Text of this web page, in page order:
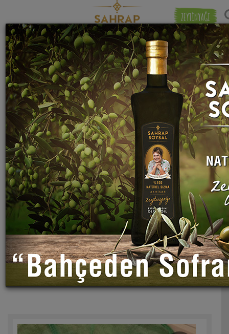
ZEYTİNYAĞI
"Hindistan cevizi " etiketiyle eşleşen (40)
tarif bulundu.
Eşleşmeye